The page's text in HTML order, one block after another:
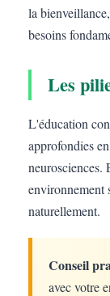
la
besoins
Les
L'éducation
approfondies
neurosciences.
environnement
naturellement.
Conseil
avec votre